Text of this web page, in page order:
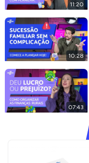
11:20
10:28
07:43